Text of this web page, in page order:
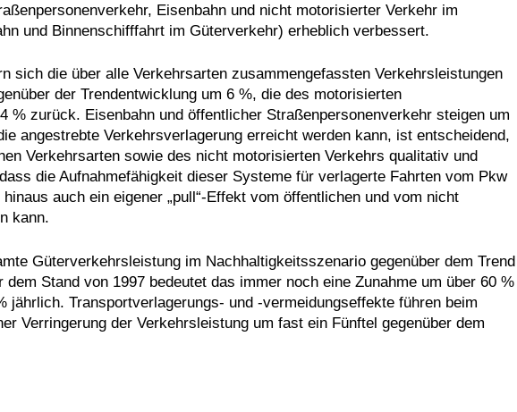
Eisenbahn und nicht motorisierter Verkehr im
und Binnenschifffahrt im Güterverkehr) erheblich verbessert.
sich die über alle Verkehrsarten zusammengefassten Verkehrsleistungen
der Trendentwicklung um 6 %, die des motorisierten
% zurück. Eisenbahn und öffentlicher Straßenpersonenverkehr steigen um
angestrebte Verkehrsverlagerung erreicht werden kann, ist entscheidend,
Verkehrsarten sowie des nicht motorisierten Verkehrs qualitativ und
die Aufnahmefähigkeit dieser Systeme für verlagerte Fahrten vom Pkw
auch ein eigener „pull“-Effekt vom öffentlichen und vom nicht
kann.
Güterverkehrsleistung im Nachhaltigkeitsszenario gegenüber dem Trend
Stand von 1997 bedeutet das immer noch eine Zunahme um über 60 %
jährlich. Transportverlagerungs- und -vermeidungseffekte führen beim
Verringerung der Verkehrsleistung um fast ein Fünftel gegenüber dem